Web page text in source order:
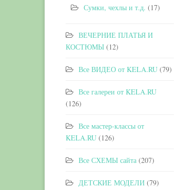
Сумки, чехлы и т.д. (17)
ВЕЧЕРНИЕ ПЛАТЬЯ И
КОСТЮМЫ (12)
Все ВИДЕО от KELA.RU (79)
Все галереи от KELA.RU
(126)
Все мастер-классы от
KELA.RU (126)
Все СХЕМЫ сайта (207)
ДЕТСКИЕ МОДЕЛИ (79)